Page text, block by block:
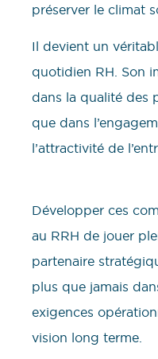
préserver le climat
Il devient un
quotidien RH. Son
dans la qualité des
que dans
l’attractivité de
Développer ces
au RRH de jouer
partenaire
plus que jamais
exigences
vision long terme.